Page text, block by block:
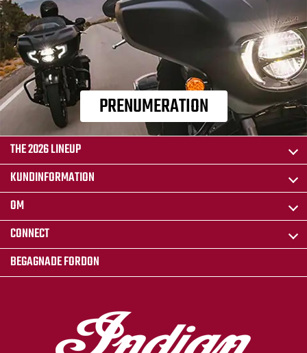
PRENUMERATION
THE 2026 LINEUP
KUNDINFORMATION
OM
CONNECT
BEGAGNADE FORDON